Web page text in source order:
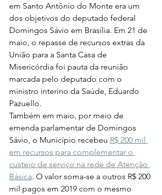
em Santo Antônio do Monte era um
dos objetivos do deputado federal
Domingos Sávio em Brasília. Em 21 de
maio, o repasse de recursos extras da
União para a Santa Casa de
Misericórdia foi pauta da reunião
marcada pelo deputado com o
ministro interino da Saúde, Eduardo
Pazuello.
Também em maio, por meio de
emenda parlamentar de Domingos
Sávio, o Município recebeu R$ 200 mil
em recursos para complementar o
custeio de serviço na rede de Atenção
Básica. O valor soma-se a outros R$ 200
mil pagos em 2019 com o mesmo